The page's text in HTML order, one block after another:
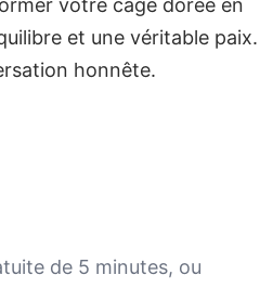
et une véritable paix.
honnête.
de 5 minutes, ou